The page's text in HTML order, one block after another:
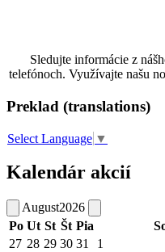
Sledujte informácie z
telefónoch. Využívajte našu
Preklad (translations)
Select Language ▼
Kalendár akcií
August2026
Po Ut St Št Pia
27 28 29 30 31 1